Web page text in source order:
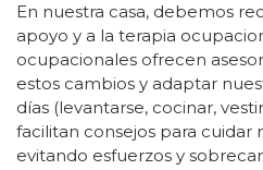
En nuestra casa, debemos
apoyo y a la terapia
ocupacionales ofrecen
estos cambios y adaptar
días (levantarse, cocinar,
facilitan consejos para cuidar
evitando esfuerzos y